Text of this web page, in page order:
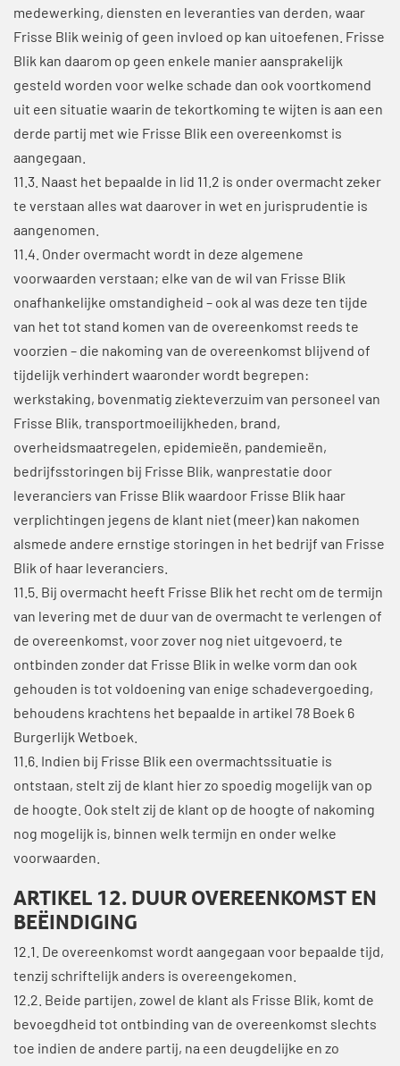
medewerking, diensten en leveranties van derden, waar
Frisse Blik weinig of geen invloed op kan uitoefenen. Frisse
Blik kan daarom op geen enkele manier aansprakelijk
gesteld worden voor welke schade dan ook voortkomend
uit een situatie waarin de tekortkoming te wijten is aan een
derde partij met wie Frisse Blik een overeenkomst is
aangegaan.
11.3. Naast het bepaalde in lid 11.2 is onder overmacht zeker
te verstaan alles wat daarover in wet en jurisprudentie is
aangenomen.
11.4. Onder overmacht wordt in deze algemene
voorwaarden verstaan; elke van de wil van Frisse Blik
onafhankelijke omstandigheid – ook al was deze ten tijde
van het tot stand komen van de overeenkomst reeds te
voorzien – die nakoming van de overeenkomst blijvend of
tijdelijk verhindert waaronder wordt begrepen:
werkstaking, bovenmatig ziekteverzuim van personeel van
Frisse Blik, transportmoeilijkheden, brand,
overheidsmaatregelen, epidemieën, pandemieën,
bedrijfsstoringen bij Frisse Blik, wanprestatie door
leveranciers van Frisse Blik waardoor Frisse Blik haar
verplichtingen jegens de klant niet (meer) kan nakomen
alsmede andere ernstige storingen in het bedrijf van Frisse
Blik of haar leveranciers.
11.5. Bij overmacht heeft Frisse Blik het recht om de termijn
van levering met de duur van de overmacht te verlengen of
de overeenkomst, voor zover nog niet uitgevoerd, te
ontbinden zonder dat Frisse Blik in welke vorm dan ook
gehouden is tot voldoening van enige schadevergoeding,
behoudens krachtens het bepaalde in artikel 78 Boek 6
Burgerlijk Wetboek.
11.6. Indien bij Frisse Blik een overmachtssituatie is
ontstaan, stelt zij de klant hier zo spoedig mogelijk van op
de hoogte. Ook stelt zij de klant op de hoogte of nakoming
nog mogelijk is, binnen welk termijn en onder welke
voorwaarden.
ARTIKEL 12. DUUR OVEREENKOMST EN
BEËINDIGING
12.1. De overeenkomst wordt aangegaan voor bepaalde tijd,
tenzij schriftelijk anders is overeengekomen.
12.2. Beide partijen, zowel de klant als Frisse Blik, komt de
bevoegdheid tot ontbinding van de overeenkomst slechts
toe indien de andere partij, na een deugdelijke en zo